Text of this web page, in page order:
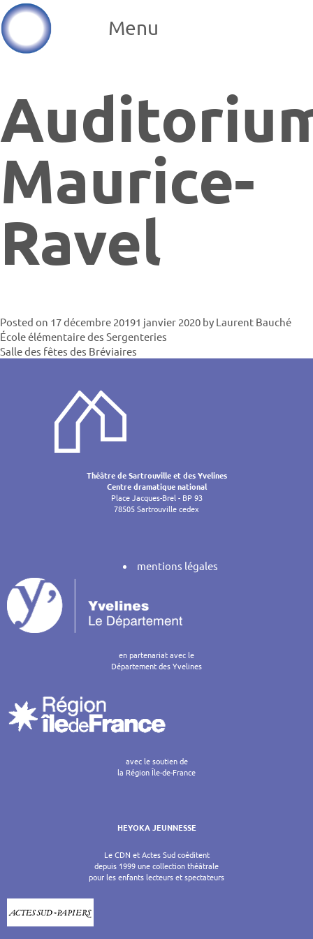
Menu
Maurice-
Ravel
Posted on 17 décembre 20191 janvier 2020 by Laurent Bauché
de
l’article
École élémentaire des Sergenteries
Salle des fêtes des Bréviaires
Théâtre de Sartrouville et des Yvelines
Centre dramatique national
Place Jacques-Brel - BP 93
78505 Sartrouville cedex
mentions légales
en partenariat avec le
Département des Yvelines
avec le soutien de
la Région Île-de-France
HEYOKA JEUNNESSE
Le CDN et Actes Sud coéditent
depuis 1999 une collection théâtrale
pour les enfants lecteurs et spectateurs